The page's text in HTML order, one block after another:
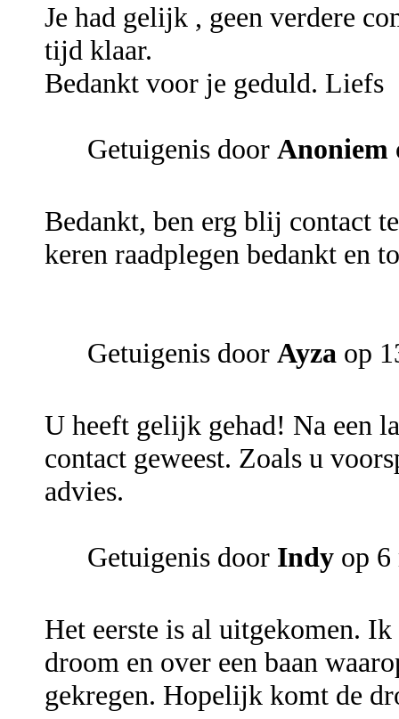
Je had gelijk , geen verdere
tijd klaar.
Bedankt voor je geduld. Liefs
Getuigenis door Anoniem
Bedankt, ben erg blij contact
keren raadplegen bedankt en
Getuigenis door Ayza op
U heeft gelijk gehad! Na een
contact geweest. Zoals u
advies.
Getuigenis door Indy op 6
Het eerste is al uitgekomen.
droom en over een baan
gekregen. Hopelijk komt de